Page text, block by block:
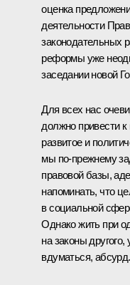
оценка
деятельности
законодательных
реформы уже
заседании новой
Для всех нас
должно привести
развитое и
мы по‑прежнему
правовой базы,
напоминать, что
в социальной
Однако жить при
на законы
вдуматься, абсурд.